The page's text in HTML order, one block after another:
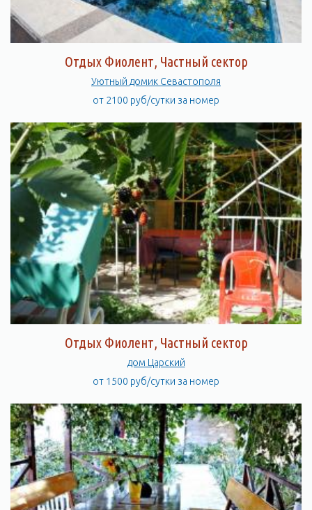
Отдых Фиолент, Частный сектор
Уютный домик Севастополя
от 2100 руб/сутки за номер
Отдых Фиолент, Частный сектор
дом Царский
от 1500 руб/сутки за номер